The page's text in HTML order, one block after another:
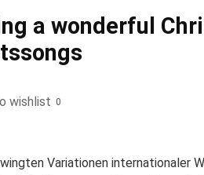
a wonderful
wishlist 0
Variationen internationaler